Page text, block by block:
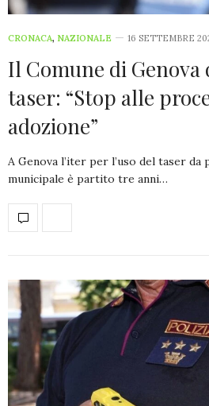
CRONACA, NAZIONALE 16 SETTEMBRE
Il Comune di Genova
taser: “Stop alle
adozione”
A Genova l’iter per l’uso del taser
municipale è partito tre anni…